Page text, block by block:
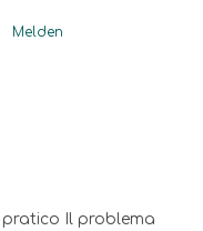
Melden
Il problema